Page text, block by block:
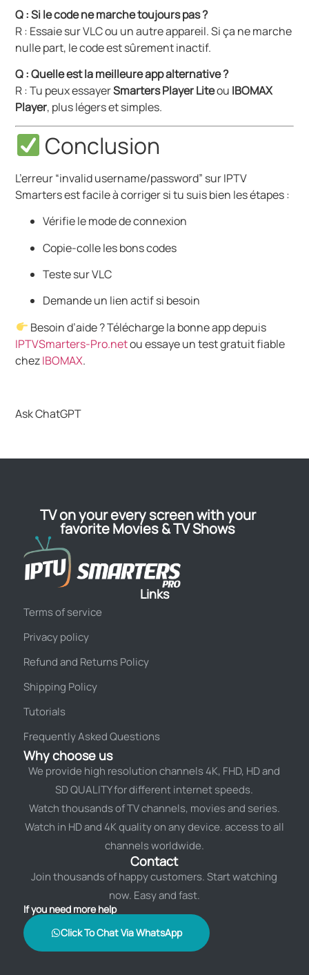
Q : Si le code ne marche toujours pas ?
R : Essaie sur VLC ou un autre appareil. Si ça ne marche
nulle part, le code est sûrement inactif.
Q : Quelle est la meilleure app alternative ?
R : Tu peux essayerSmarters Player Liteou IBOMAX
Player, plus légers et simples.
Conclusion
L’erreur “invalid username/password” sur IPTV
Smarters est facile à corriger si tu suis bien les étapes :
Vérifie le mode de connexion
Copie-colle les bons codes
Teste sur VLC
Demande un lien actif si besoin
Besoin d’aide ? Télécharge la bonne app depuis
IPTVSmarters-Pro.netou essaye un test gratuit fiable
chezIBOMAX.
Ask ChatGPT
TV on your every screen with your
favorite Movies & TV Shows
Links
Terms of service
Privacy policy
Refund and Returns Policy
Shipping Policy
Tutorials
Frequently Asked Questions
Why choose us
We provide high resolution channels 4K, FHD, HD and
SD QUALITY for different internet speeds.
Watch thousands of TV channels, movies and series.
Watch in HD and 4K quality on any device. access to all
channels worldwide.
Contact
Join thousands of happy customers. Start watching
now. Easy and fast.
If you need more help
Click To Chat Via WhatsApp